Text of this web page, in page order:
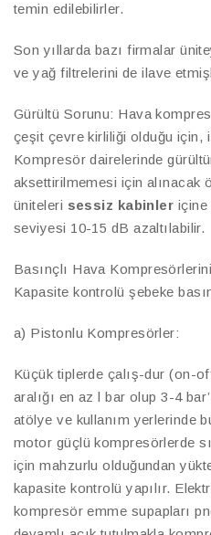
temin edilebilirler.
Son yıllarda bazı firmalar
ve yağ filtrelerini de ilave
Gürültü Sorunu: Hava
çeşit çevre kirliliği olduğu için,
Kompresör dairelerinde
aksettirilmemesi için alınacak
üniteleri sessiz kabinler içine
seviyesi 10-15 dB azaltılabilir.
Basınçlı Hava
Kapasite kontrolü şebeke
a) Pistonlu Kompresörler:
Küçük tiplerde çalış-dur (on-
aralığı en az l bar olup 3-4
atölye ve kullanım yerlerinde
motor güçlü kompresörlerde
için mahzurlu olduğundan
kapasite kontrolü yapılır.
kompresör emme supapları